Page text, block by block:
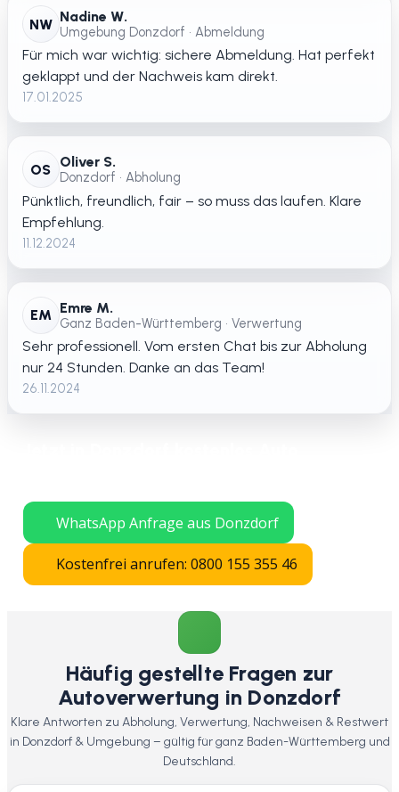
NW Nadine W.
Umgebung Donzdorf • Abmeldung
Für mich war wichtig: sichere Abmeldung. Hat perfekt
geklappt und der Nachweis kam direkt.
17.01.2025
OS Oliver S.
Donzdorf • Abholung
Pünktlich, freundlich, fair – so muss das laufen. Klare
Empfehlung.
11.12.2024
EM Emre M.
Ganz Baden-Württemberg • Verwertung
Sehr professionell. Vom ersten Chat bis zur Abholung
nur 24 Stunden. Danke an das Team!
26.11.2024
WhatsApp Anfrage aus Donzdorf
Kostenfrei anrufen: 0800 155 355 46
Häufig gestellte Fragen zur
Autoverwertung in Donzdorf
Klare Antworten zu Abholung, Verwertung, Nachweisen & Restwert
in Donzdorf & Umgebung – gültig für ganz Baden-Württemberg und
Deutschland.